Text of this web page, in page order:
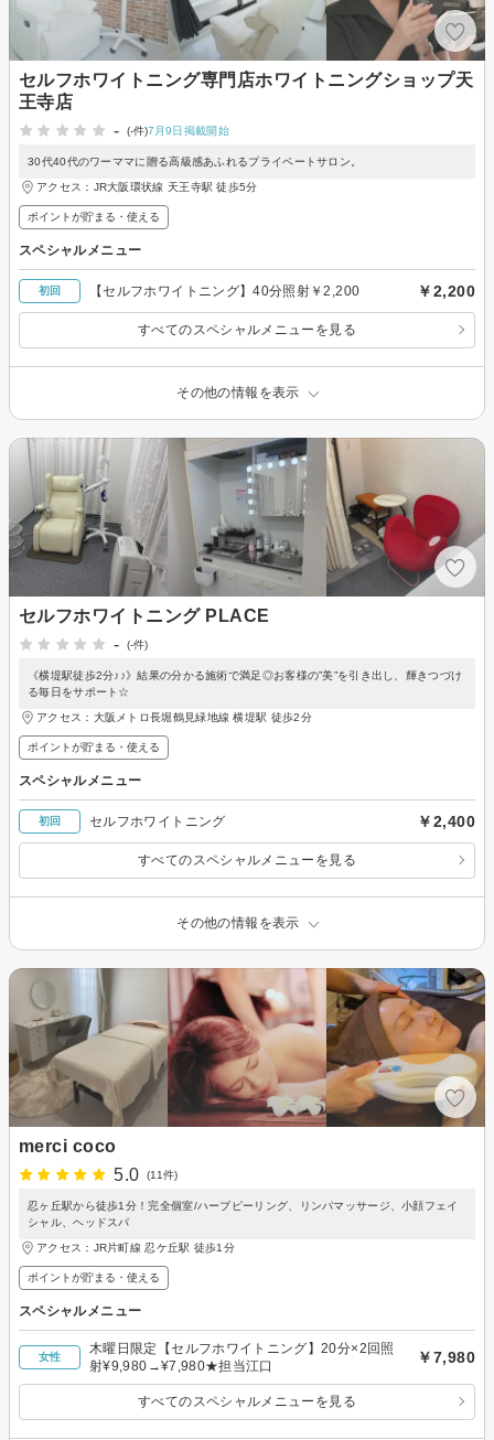
セルフホワイトニング専門店ホワイトニングショップ天
王寺店
-
(-件)7月9日掲載開始
30代40代のワーママに贈る高級感あふれるプライベートサロン。
アクセス：JR大阪環状線 天王寺駅 徒歩5分
ポイントが貯まる・使える
スペシャルメニュー
初回 【セルフホワイトニング】40分照射￥2,200 ￥2,200
すべてのスペシャルメニューを見る
その他の情報を表示
セルフホワイトニング PLACE
-
(-件)
《横堤駅徒歩2分♪♪》結果の分かる施術で満足◎お客様の”美”を引き出し、輝きつづけ
る毎日をサポート☆
アクセス：大阪メトロ長堀鶴見緑地線 横堤駅 徒歩2分
ポイントが貯まる・使える
スペシャルメニュー
初回 セルフホワイトニング ￥2,400
すべてのスペシャルメニューを見る
その他の情報を表示
merci coco
5.0
(11件)
忍ヶ丘駅から徒歩1分！完全個室/ハーブピーリング、リンパマッサージ、小顔フェイ
シャル、ヘッドスパ
アクセス：JR片町線 忍ケ丘駅 徒歩1分
ポイントが貯まる・使える
スペシャルメニュー
女性
木曜日限定【セルフホワイトニング】20分×2回照
射¥9,980→¥7,980★担当江口
￥7,980
すべてのスペシャルメニューを見る